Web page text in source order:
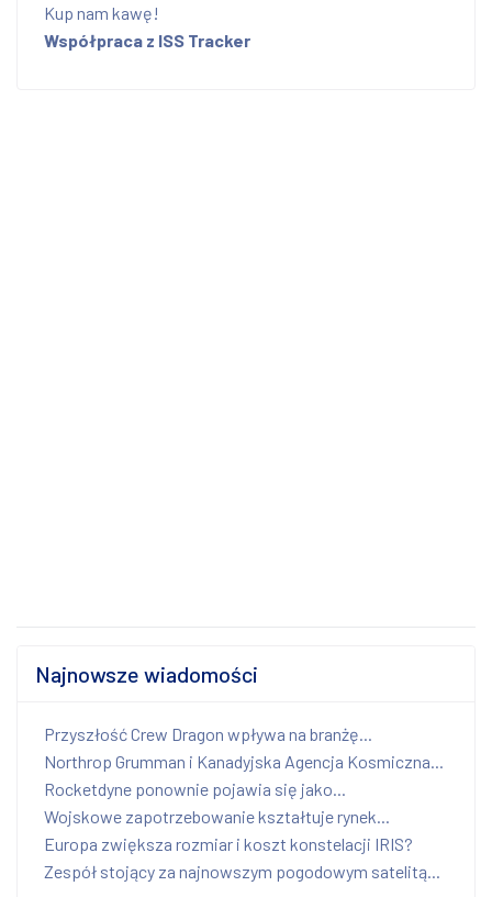
Kup nam kawę!
Współpraca z ISS Tracker
Najnowsze wiadomości
Przyszłość Crew Dragon wpływa na branżę...
Northrop Grumman i Kanadyjska Agencja Kosmiczna...
Rocketdyne ponownie pojawia się jako...
Wojskowe zapotrzebowanie kształtuje rynek...
Europa zwiększa rozmiar i koszt konstelacji IRIS?
Zespół stojący za najnowszym pogodowym satelitą...